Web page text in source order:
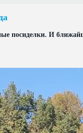
посиделки. И